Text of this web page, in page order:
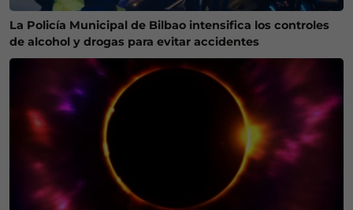
La Policía Municipal de Bilbao intensifica los controles
de alcohol y drogas para evitar accidentes